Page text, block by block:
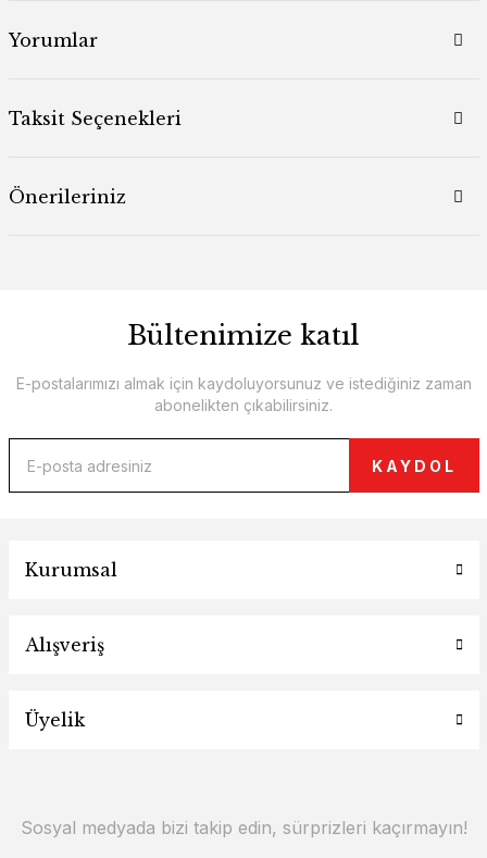
Yorumlar
Taksit Seçenekleri
Önerileriniz
Bültenimize katıl
E-postalarımızı almak için kaydoluyorsunuz ve istediğiniz zaman
abonelikten çıkabilirsiniz.
KAYDOL
Kurumsal
Alışveriş
Üyelik
Sosyal medyada bizi takip edin, sürprizleri kaçırmayın!